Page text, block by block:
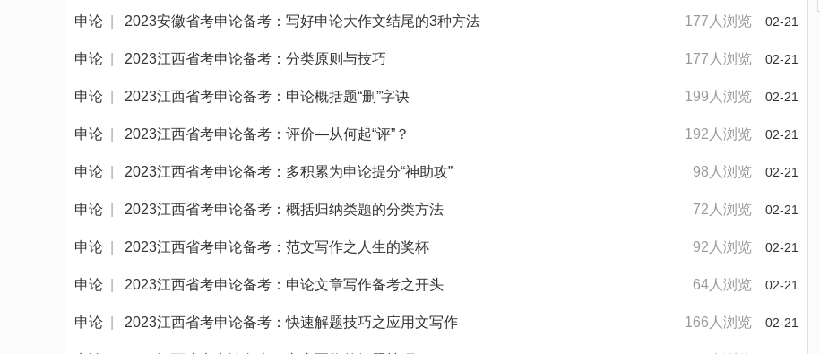
02-21
177人浏览
申论 2023安徽省考申论备考：写好申论大作文结尾的3种方法
02-21
177人浏览
申论 2023江西省考申论备考：分类原则与技巧
02-21
199人浏览
申论 2023江西省考申论备考：申论概括题“删”字诀
02-21
192人浏览
申论 2023江西省考申论备考：评价—从何起“评”？
02-21
98人浏览
申论 2023江西省考申论备考：多积累为申论提分“神助攻”
02-21
72人浏览
申论 2023江西省考申论备考：概括归纳类题的分类方法
02-21
92人浏览
申论 2023江西省考申论备考：范文写作之人生的奖杯
02-21
64人浏览
申论 2023江西省考申论备考：申论文章写作备考之开头
02-21
166人浏览
申论 2023江西省考申论备考：快速解题技巧之应用文写作